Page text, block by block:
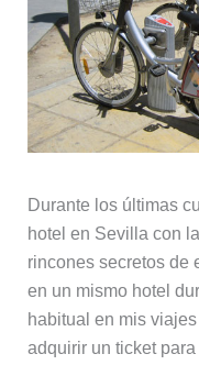
Durante los últimas
hotel en Sevilla con
rincones secretos de
en un mismo hotel
habitual en mis
adquirir un ticket